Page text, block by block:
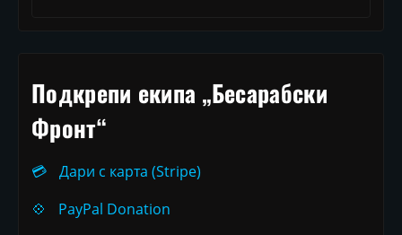
Подкрепи екипа „Бесарабски
Фронт“
💳
Дари с карта (Stripe)
💠
PayPal Donation